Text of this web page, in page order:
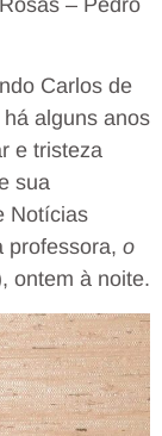
Carlos de
alguns anos
e tristeza
sua
Notícias
professora, o
ontem à noite.